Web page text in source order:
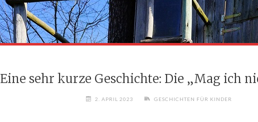
Eine sehr kurze Geschichte: Die „Mag ich
2. APRIL 2023 GESCHICHTEN FÜR KINDER